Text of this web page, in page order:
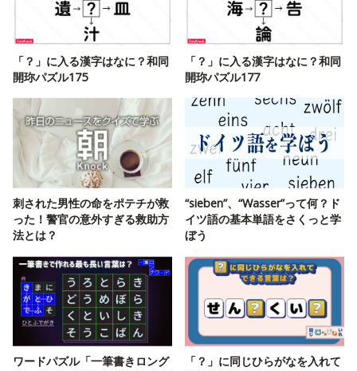
「？」に入る漢字はなに？和同
開珎パズル175
「？」に入る漢字はなに？和同
開珎パズル177
刺された男性の命をポテチが救
った！警官の意外すぎる救助方
法とは？
“sieben”、“Wasser”って何？ド
イツ語の基本単語をさくっと学
ぼう
ワードパズル「一筆書きロング
「？」に同じひらがなを入れて